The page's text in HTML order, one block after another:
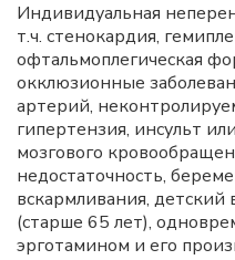
Индивидуальная
т.ч. стенокардия,
офтальмоплегическая
окклюзионные
артерий,
гипертензия, инсульт
мозгового
недостаточность,
вскармливания, детский
(старше 65 лет),
эрготамином и его